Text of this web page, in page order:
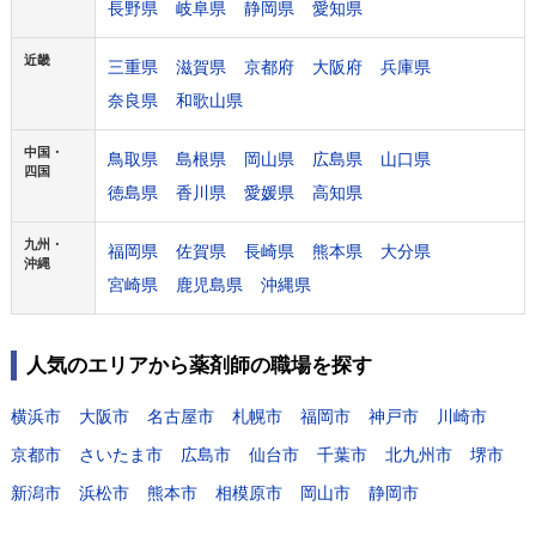
長野県 岐阜県 静岡県 愛知県
近畿 三重県 滋賀県 京都府 大阪府
兵庫県
奈良県
和歌山県
中国・
四国
鳥取県 島根県 岡山県 広島県
山口県
徳島県
香川県 愛媛県 高知県
九州・
沖縄
福岡県 佐賀県 長崎県 熊本県
大分県
宮崎県
鹿児島県 沖縄県
人気のエリアから薬剤師の職場を探す
横浜市 大阪市 名古屋市 札幌市 福岡市 神戸市
川崎市
京都市
さいたま市 広島市 仙台市 千葉市 北九州市
堺市
新潟市
浜松市 熊本市 相模原市 岡山市 静岡市